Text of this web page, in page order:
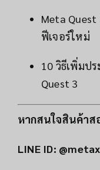
Meta Quest
ฟีเจอร์ใหม่
10 วิธีเพิ่มป
Quest 3
หากสนใจสินค้าส
LINE ID: